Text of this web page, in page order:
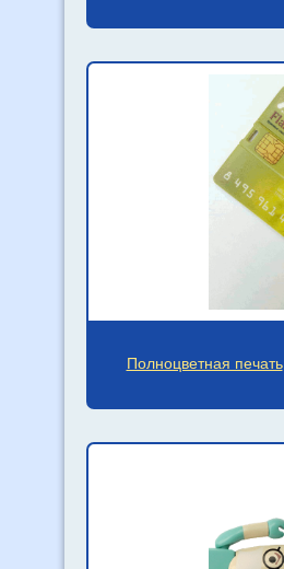
Полноцветная печать